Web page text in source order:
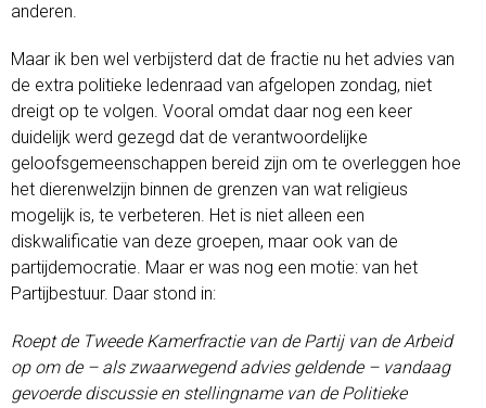
anderen.
Maar ik ben wel verbijsterd dat de fractie nu het advies van
de extra politieke ledenraad van afgelopen zondag, niet
dreigt op te volgen. Vooral omdat daar nog een keer
duidelijk werd gezegd dat de verantwoordelijke
geloofsgemeenschappen bereid zijn om te overleggen hoe
het dierenwelzijn binnen de grenzen van wat religieus
mogelijk is, te verbeteren. Het is niet alleen een
diskwalificatie van deze groepen, maar ook van de
partijdemocratie. Maar er was nog een motie: van het
Partijbestuur. Daar stond in:
Roept de Tweede Kamerfractie van de Partij van de Arbeid
op om de – als zwaarwegend advies geldende – vandaag
gevoerde discussie en stellingname van de Politieke